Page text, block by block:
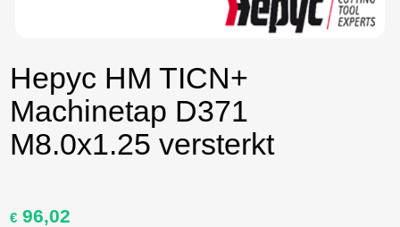
Hepyc HM TICN+
Machinetap D371
M8.0x1.25 versterkt
Oorspronkelijke
€ 96,02